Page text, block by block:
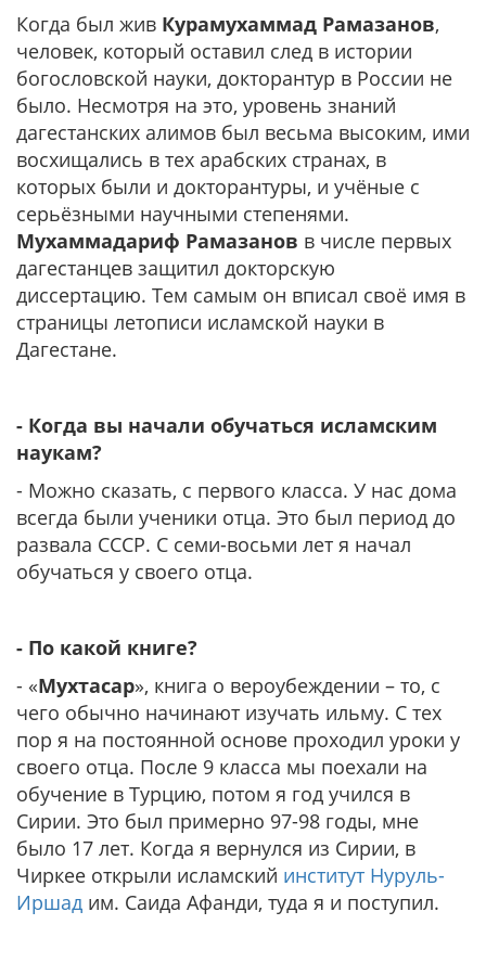
Когда был жив Курамухаммад Рамазанов,
человек, который оставил след в истории
богословской науки, докторантур в России не
было. Несмотря на это, уровень знаний
дагестанских алимов был весьма высоким, ими
восхищались в тех арабских странах, в
которых были и докторантуры, и учёные с
серьёзными научными степенями.
Мухаммадариф Рамазанов в числе первых
дагестанцев защитил докторскую
диссертацию. Тем самым он вписал своё имя в
страницы летописи исламской науки в
Дагестане.
- Когда вы начали обучаться исламским
наукам?
- Можно сказать, с первого класса. У нас дома
всегда были ученики отца. Это был период до
развала СССР. С семи-восьми лет я начал
обучаться у своего отца.
- По какой книге?
- «Мухтасар», книга о вероубеждении – то, с
чего обычно начинают изучать ильму. С тех
пор я на постоянной основе проходил уроки у
своего отца. После 9 класса мы поехали на
обучение в Турцию, потом я год учился в
Сирии. Это был примерно 97-98 годы, мне
было 17 лет. Когда я вернулся из Сирии, в
Чиркее открыли исламский институт Нуруль-
Иршад им. Саида Афанди, туда я и поступил.